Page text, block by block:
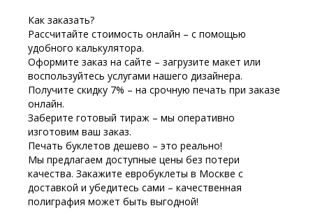
Как заказать?
Рассчитайте стоимость онлайн – с помощью
удобного калькулятора.
Оформите заказ на сайте – загрузите макет или
воспользуйтесь услугами нашего дизайнера.
Получите скидку 7% – на срочную печать при заказе
онлайн.
Заберите готовый тираж – мы оперативно
изготовим ваш заказ.
Печать буклетов дешево – это реально!
Мы предлагаем доступные цены без потери
качества. Закажите евробуклеты в Москве с
доставкой и убедитесь сами – качественная
полиграфия может быть выгодной!